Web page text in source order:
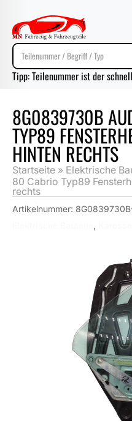
Tipp: Teilenummer ist der
8G0839730B
TYP89
HINTEN RECHTS
Startseite » Elektrische
80 Cabrio Typ89
rechts
Artikelnummer:
,